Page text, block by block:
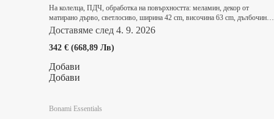
На колелца, ПДЧ, oбработка на повърхността: меламин, декор от
матирано дърво, светлосиво, ширина 42 cm, височина 63 cm, дълбочина
60 cm
Доставяме след 4. 9. 2026
342 € (668,89 Лв)
Добави
Добави
Bonami Essentials